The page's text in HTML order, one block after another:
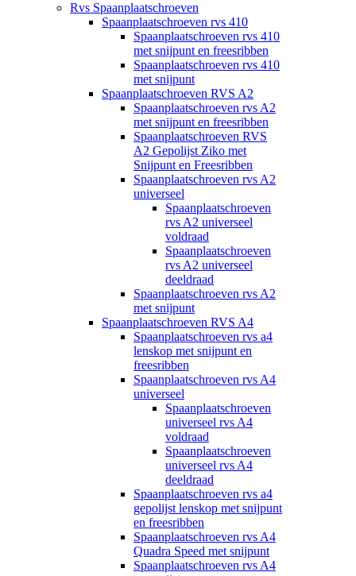
Rvs Spaanplaatschroeven
Spaanplaatschroeven rvs 410
Spaanplaatschroeven rvs 410
met snijpunt en freesribben
Spaanplaatschroeven rvs 410
met snijpunt
Spaanplaatschroeven RVS A2
Spaanplaatschroeven rvs A2
met snijpunt en freesribben
Spaanplaatschroeven RVS
A2 Gepolijst Ziko met
Snijpunt en Freesribben
Spaanplaatschroeven rvs A2
universeel
Spaanplaatschroeven
rvs A2 universeel
voldraad
Spaanplaatschroeven
rvs A2 universeel
deeldraad
Spaanplaatschroeven rvs A2
met snijpunt
Spaanplaatschroeven RVS A4
Spaanplaatschroeven rvs a4
lenskop met snijpunt en
freesribben
Spaanplaatschroeven rvs A4
universeel
Spaanplaatschroeven
universeel rvs A4
voldraad
Spaanplaatschroeven
universeel rvs A4
deeldraad
Spaanplaatschroeven rvs a4
gepolijst lenskop met snijpunt
en freesribben
Spaanplaatschroeven rvs A4
Quadra Speed met snijpunt
Spaanplaatschroeven rvs A4